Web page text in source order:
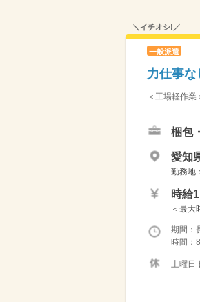
＼イチオシ!／
一般派遣
力仕事
＜工場軽作
梱包
愛知
勤務地
時給
＜最大
期間
時間：
土曜日